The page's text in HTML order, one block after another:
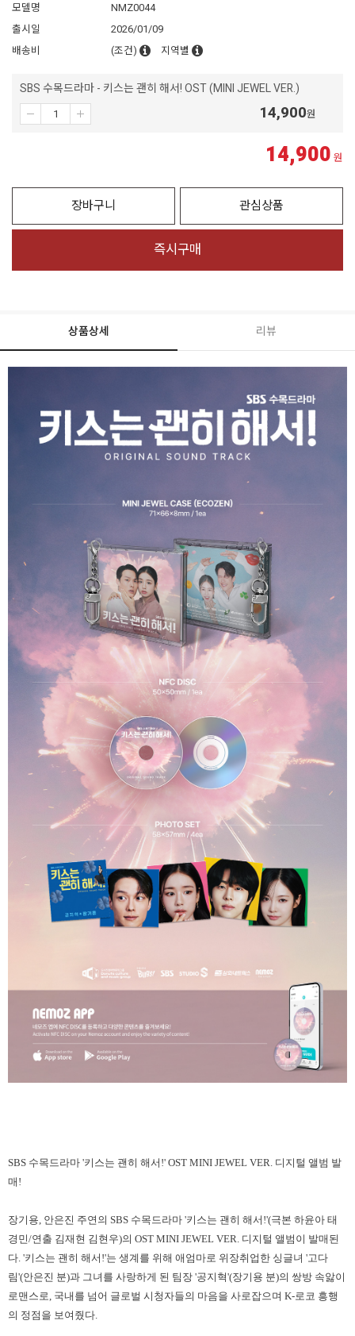
모델명
NMZ0044
출시일
2026/01/09
배송비
(조건) 지역별
SBS 수목드라마 - 키스는 괜히 해서! OST (MINI JEWEL VER.)
14,900원
14,900 원
장바구니 관심상품
즉시구매
상품상세 리뷰
SBS 수목드라마 '키스는 괜히 해서!' OST MINI JEWEL VER. 디지털 앨범 발
매!
장기용, 안은진 주연의 SBS 수목드라마 '키스는 괜히 해서!'(극본 하윤아 태
경민/연출 김재현 김현우)의 OST MINI JEWEL VER. 디지털 앨범이 발매된
다. '키스는 괜히 해서!'는 생계를 위해 애엄마로 위장취업한 싱글녀 '고다
림'(안은진 분)과 그녀를 사랑하게 된 팀장 '공지혁'(장기용 분)의 쌍방 속앓이
로맨스로, 국내를 넘어 글로벌 시청자들의 마음을 사로잡으며 K-로코 흥행
의 정점을 보여줬다.